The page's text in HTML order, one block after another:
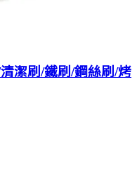
潔刷/鐵刷/鋼絲刷/烤